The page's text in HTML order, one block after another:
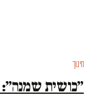
חינוך
״כושית שמנה״: